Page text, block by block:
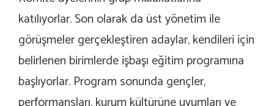
katılıyorlar. Son olarak da üst yönetim ile
görüşmeler gerçekleştiren adaylar, kendileri için
belirlenen birimlerde işbaşı eğitim programına
başlıyorlar. Program sonunda gençler,